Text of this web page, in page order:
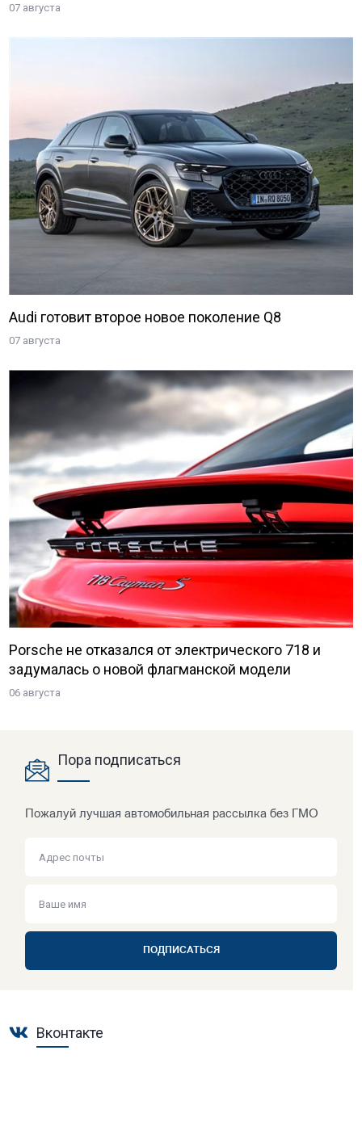
07 августа
Audi готовит второе новое поколение Q8
07 августа
Porsche не отказался от электрического 718 и
задумалась о новой флагманской модели
06 августа
Пора подписаться
Пожалуй лучшая автомобильная рассылка без ГМО
ПОДПИСАТЬСЯ
Вконтакте